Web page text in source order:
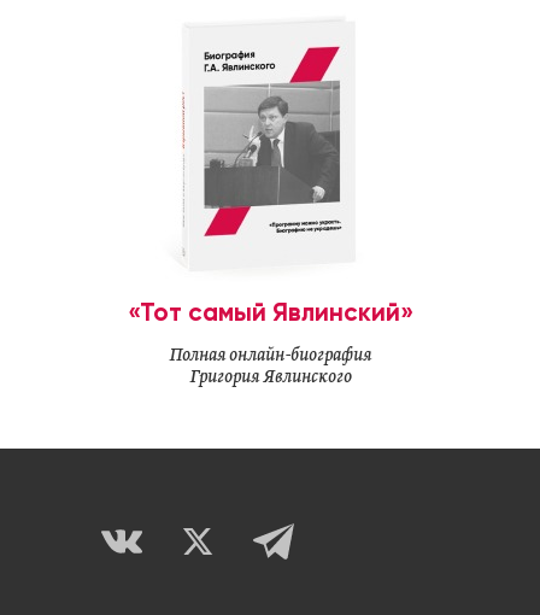
«Тот самый Явлинский»
Полная онлайн-биография
Григория Явлинского